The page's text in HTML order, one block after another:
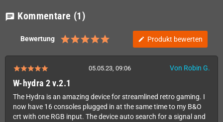
chat Kommentare (1)
Bewertung edit Produkt bewerten
05.05.23, 09:06 Von Robin G.
W-hydra 2 v.2.1
The Hydra is an amazing device for streamlined retro gaming. I
now have 16 consoles plugged in at the same time to my B&O
crt with one RGB input. The device auto search for a signal and